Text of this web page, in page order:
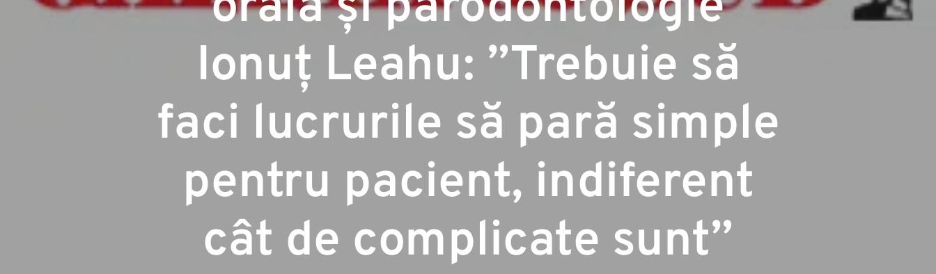
Ionuț Leahu: ”Trebuie să
faci lucrurile să pară simple
pentru pacient, indiferent
cât de complicate sunt”